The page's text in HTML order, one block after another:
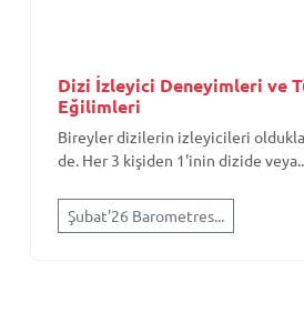
Dizi İzleyici Deneyimleri ve
Eğilimleri
Bireyler dizilerin izleyicileri
de. Her 3 kişiden 1'inin dizide
Şubat'26 Barometres...